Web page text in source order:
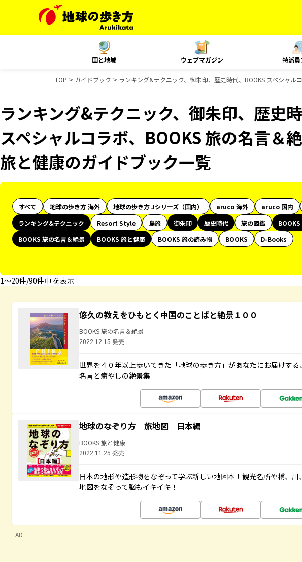
国と地域 ウェブマガジン 特派
TOP ガイドブック ランキング&テクニック、御朱印、歴史時代、BOOKS スペシャ
ランキング&テクニック、御朱印、歴史
スペシャルコラボ、BOOKS 旅の名言＆
旅と健康のガイドブック一覧
すべて 地球の歩き方 海外 地球の歩き方 Jシリーズ（国内） aruco 海外 aruco 国内
ランキング&テクニック
Resort Style 島旅 御朱印 歴史時代 旅の図鑑
BOOKS
BOOKS 旅の名言＆絶景
BOOKS 旅と健康 BOOKS 旅の読み物 BOOKS
D-Books
1〜20件/90件中 を表示
悠久の教えをひもとく中国のことばと絶景１００
BOOKS 旅の名言＆絶景
2022.12.15 発売
世界を４０年以上歩いてきた「地球の歩き方」があなたにお届けす
名言と癒やしの絶景集
地球のなぞり方 旅地図 日本編
BOOKS 旅と健康
2022.11.25 発売
日本の地形や造形物をなぞって学ぶ新しい地図本！観光名所や橋、
地図をなぞって脳もイキイキ！
AD